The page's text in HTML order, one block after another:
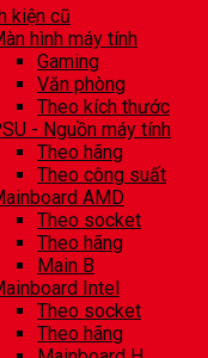
kiện cũ
hình máy tính
Gaming
Văn phòng
Theo kích thước
- Nguồn máy tính
Theo hãng
Theo công suất
AMD
Theo socket
Theo hãng
Main B
Intel
Theo socket
Theo hãng